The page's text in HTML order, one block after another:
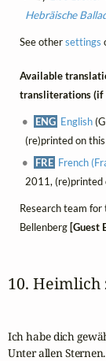
Hebräische
See othersettings
Available
transliterations (if
ENG English
(re)printed on
FRE French
2011, (re)printed
Research team for
Bellenberg [Guest
10. Heimlich
Ich habe dich
Unter allen Sternen.